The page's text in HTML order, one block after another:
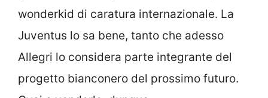
wonderkid di caratura internazionale. La
Juventus lo sa bene, tanto che adesso
Allegri lo considera parte integrante del
progetto bianconero del prossimo futuro.